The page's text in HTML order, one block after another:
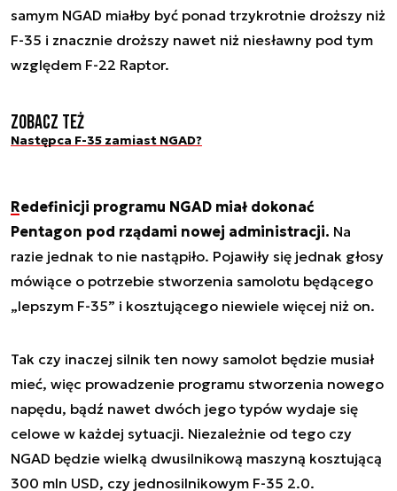
samym NGAD miałby być ponad trzykrotnie droższy niż
F-35 i znacznie droższy nawet niż niesławny pod tym
względem F-22 Raptor.
Zobacz też
Następca F-35 zamiast NGAD?
Redefinicji programu NGAD miał dokonać
Pentagon pod rządami nowej administracji. Na
razie jednak to nie nastąpiło. Pojawiły się jednak głosy
mówiące o potrzebie stworzenia samolotu będącego
„lepszym F-35” i kosztującego niewiele więcej niż on.
Tak czy inaczej silnik ten nowy samolot będzie musiał
mieć, więc prowadzenie programu stworzenia nowego
napędu, bądź nawet dwóch jego typów wydaje się
celowe w każdej sytuacji. Niezależnie od tego czy
NGAD będzie wielką dwusilnikową maszyną kosztującą
300 mln USD, czy jednosilnikowym F-35 2.0.